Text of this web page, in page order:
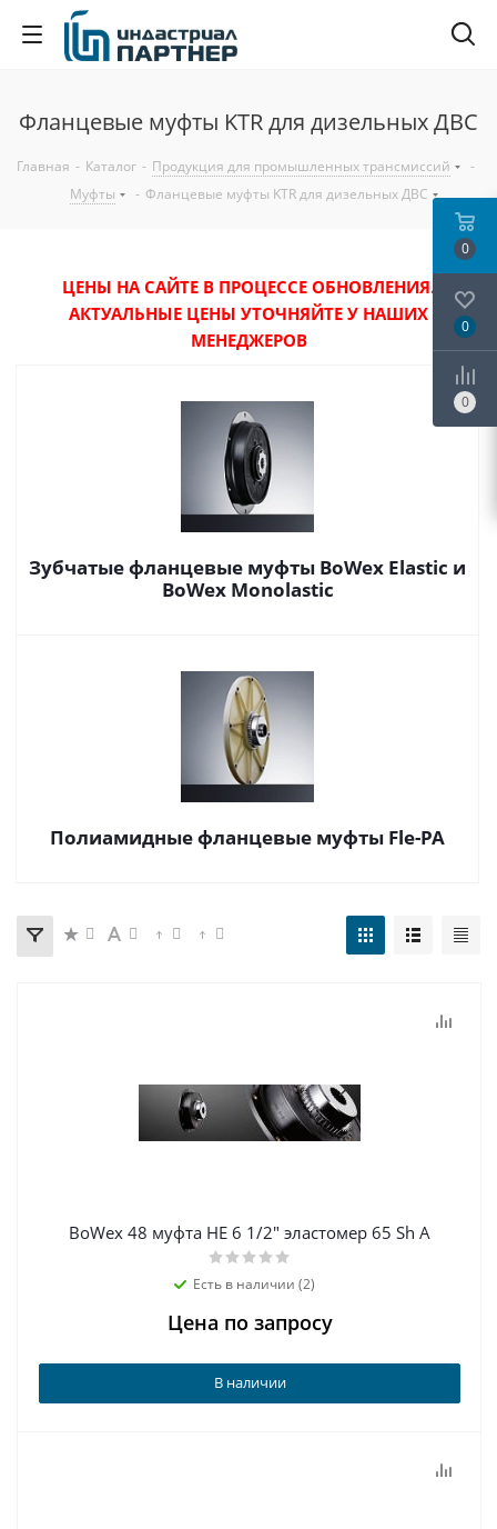
Фланцевые муфты KTR для дизельных ДВС
Главная - Каталог - Продукция для промышленных трансмиссий
-
Муфты
- Фланцевые муфты KTR для дизельных ДВС
ЦЕНЫ НА САЙТЕ В ПРОЦЕССЕ ОБНОВЛЕНИЯ.
АКТУАЛЬНЫЕ ЦЕНЫ УТОЧНЯЙТЕ У НАШИХ
МЕНЕДЖЕРОВ
Зубчатые фланцевые муфты BoWex Elastic и
BoWex Monolastic
Полиамидные фланцевые муфты Fle-PA
BoWex 48 муфта НЕ 6 1/2" эластомер 65 Sh А
Есть в наличии (2)
Цена по запросу
В наличии
0
0
0